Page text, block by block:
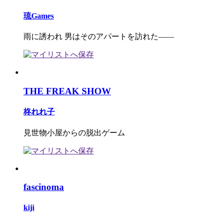
琉Games
雨に誘われ 男はそのアパートを訪れた――
THE FREAK SHOW
柊れれ子
見世物小屋からの脱出ゲーム
fascinoma
kiji